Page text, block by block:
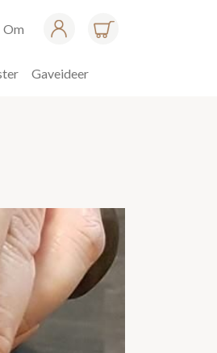
Om
Gaveideer